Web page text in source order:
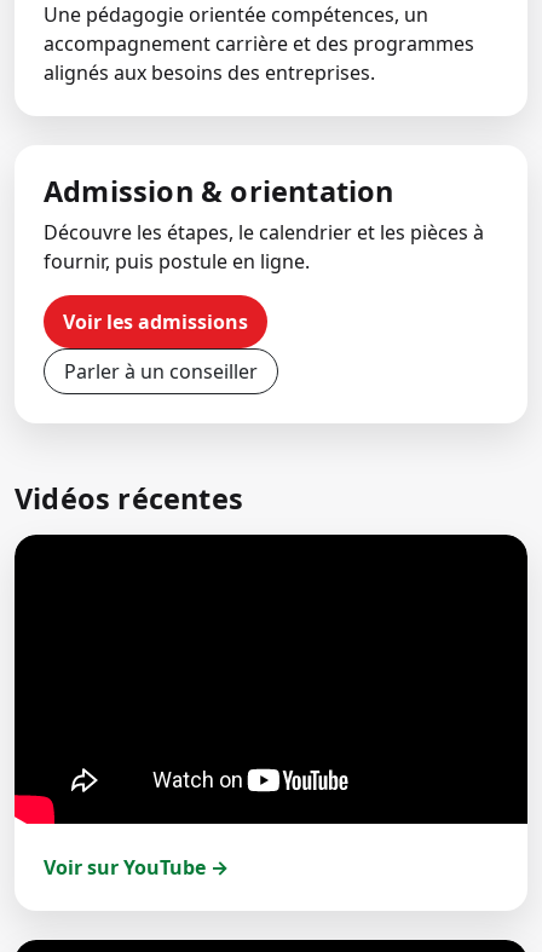
Une pédagogie orientée compétences, un
accompagnement carrière et des programmes
alignés aux besoins des entreprises.
Admission & orientation
Découvre les étapes, le calendrier et les pièces à
fournir, puis postule en ligne.
Voir les admissions
Parler à un conseiller
Vidéos récentes
Voir sur YouTube →